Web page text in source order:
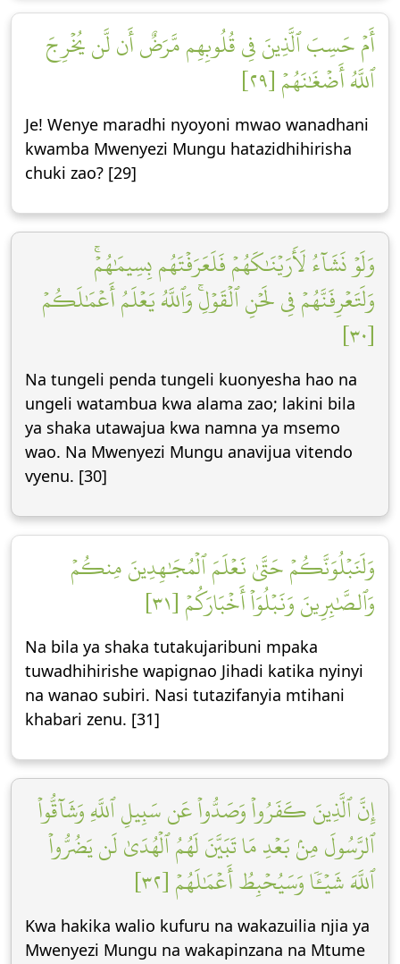
أَمۡ حَسِبَ ٱلَّذِينَ فِي قُلُوبِهِم مَّرَضٌ أَن لَّن يُخۡرِجَ
ٱللَّهُ أَضۡغَٰنَهُمۡ [٢٩]
Je! Wenye maradhi nyoyoni mwao wanadhani
kwamba Mwenyezi Mungu hatazidhihirisha
chuki zao? [29]
وَلَوۡ نَشَآءُ لَأَرَيۡنَٰكَهُمۡ فَلَعَرَفۡتَهُم بِسِيمَٰهُمۡۚ
وَلَتَعۡرِفَنَّهُمۡ فِي لَحۡنِ ٱلۡقَوۡلِۚ وَٱللَّهُ يَعۡلَمُ أَعۡمَٰلَكُمۡ
[٣٠]
Na tungeli penda tungeli kuonyesha hao na
ungeli watambua kwa alama zao; lakini bila
ya shaka utawajua kwa namna ya msemo
wao. Na Mwenyezi Mungu anavijua vitendo
vyenu. [30]
وَلَنَبۡلُوَنَّكُمۡ حَتَّىٰ نَعۡلَمَ ٱلۡمُجَٰهِدِينَ مِنكُمۡ
وَٱلصَّٰبِرِينَ وَنَبۡلُوَاْ أَخۡبَارَكُمۡ [٣١]
Na bila ya shaka tutakujaribuni mpaka
tuwadhihirishe wapignao Jihadi katika nyinyi
na wanao subiri. Nasi tutazifanyia mtihani
khabari zenu. [31]
إِنَّ ٱلَّذِينَ كَفَرُواْ وَصَدُّواْ عَن سَبِيلِ ٱللَّهِ وَشَآقُّواْ
ٱلرَّسُولَ مِنۢ بَعۡدِ مَا تَبَيَّنَ لَهُمُ ٱلۡهُدَىٰ لَن يَضُرُّواْ
ٱللَّهَ شَيۡـٔٗا وَسَيُحۡبِطُ أَعۡمَٰلَهُمۡ [٣٢]
Kwa hakika walio kufuru na wakazuilia njia ya
Mwenyezi Mungu na wakapinzana na Mtume